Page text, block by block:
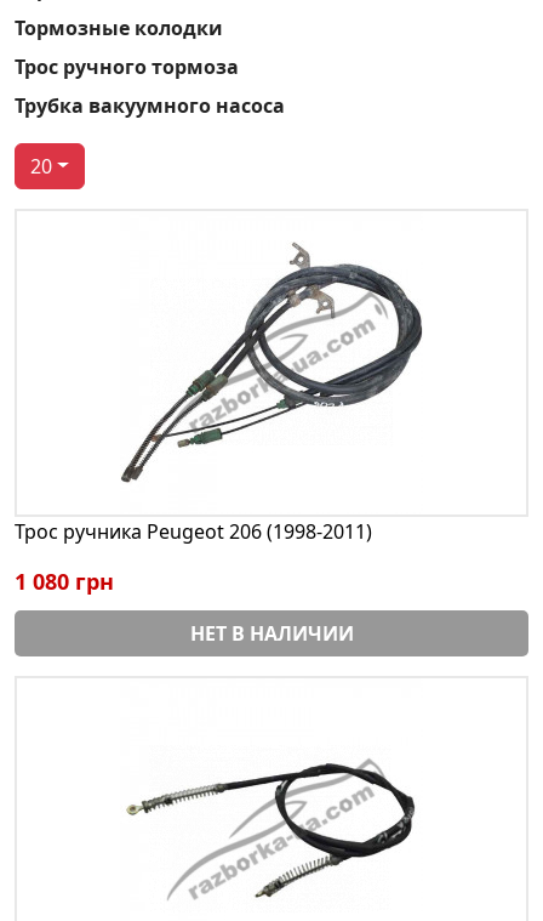
Тормозные колодки
Трос ручного тормоза
Трубка вакуумного насоса
20
Трос ручника Peugeot 206 (1998-2011)
1 080 грн
НЕТ В НАЛИЧИИ